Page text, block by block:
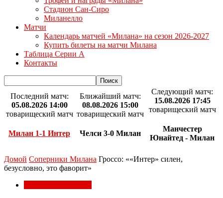
Стадион Сан-Сиро
Миланелло
Матчи
Календарь матчей «Милана» на сезон 2026-2027
Купить билеты на матчи Милана
Таблица Серии А
Контакты
Последний матч:
05.08.2026 14:00
товарищеский матч
Милан 1-1 Интер
Ближайший матч:
08.08.2026 15:00
товарищеский матч
Челси 3-0 Милан
Следующий матч:
15.08.2026 17:45
товарищеский матч
Манчестер
Юнайтед - Милан
Домой Соперники Милана Гроссо: ««Интер» силен,
безусловно, это фаворит»